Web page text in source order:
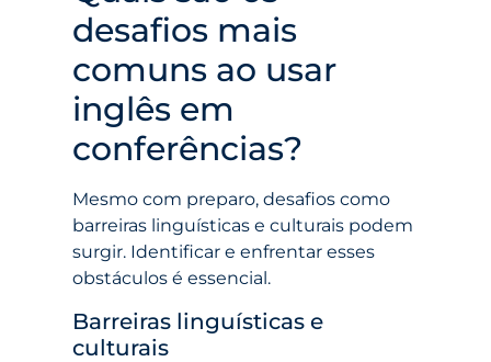
desafios mais
comuns ao usar
inglês em
conferências?
Mesmo com preparo, desafios como
barreiras linguísticas e culturais podem
surgir. Identificar e enfrentar esses
obstáculos é essencial.
Barreiras linguísticas e
culturais